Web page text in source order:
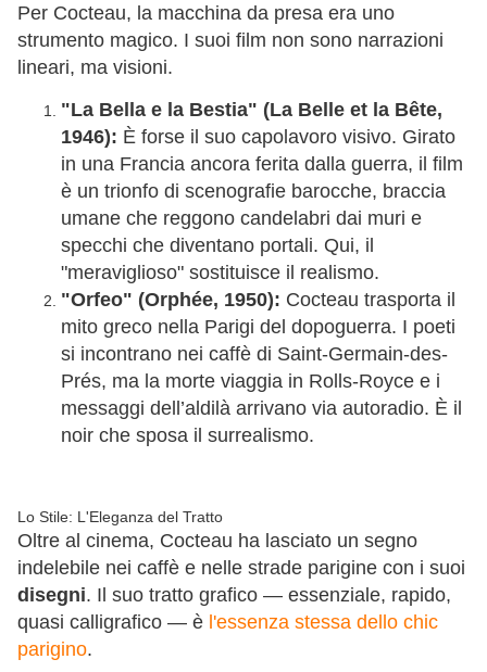
Per Cocteau, la macchina da presa era uno
strumento magico. I suoi film non sono narrazioni
lineari, ma visioni.
"La Bella e la Bestia" (La Belle et la Bête,
1946): È forse il suo capolavoro visivo. Girato
in una Francia ancora ferita dalla guerra, il film
è un trionfo di scenografie barocche, braccia
umane che reggono candelabri dai muri e
specchi che diventano portali. Qui, il
"meraviglioso" sostituisce il realismo.
"Orfeo" (Orphée, 1950): Cocteau trasporta il
mito greco nella Parigi del dopoguerra. I poeti
si incontrano nei caffè di Saint-Germain-des-
Prés, ma la morte viaggia in Rolls-Royce e i
messaggi dell’aldilà arrivano via autoradio. È il
noir che sposa il surrealismo.
Lo Stile: L'Eleganza del Tratto
Oltre al cinema, Cocteau ha lasciato un segno
indelebile nei caffè e nelle strade parigine con i suoi
disegni. Il suo tratto grafico — essenziale, rapido,
quasi calligrafico — è l'essenza stessa dello chic
parigino.